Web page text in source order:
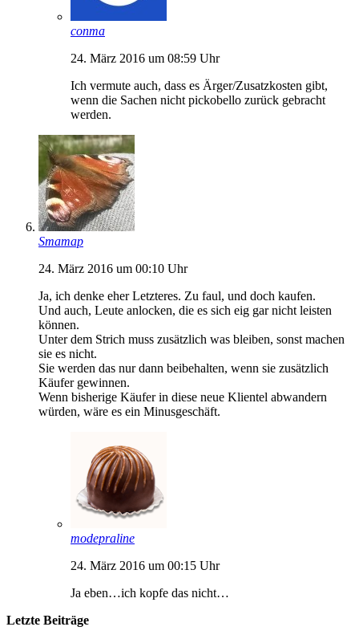
conma
24. März 2016 um 08:59 Uhr
Ich vermute auch, dass es Ärger/Zusatzkosten gibt,
wenn die Sachen nicht pickobello zurück gebracht
werden.
Smamap
24. März 2016 um 00:10 Uhr
Ja, ich denke eher Letzteres. Zu faul, und doch kaufen.
Und auch, Leute anlocken, die es sich eig gar nicht leisten
können.
Unter dem Strich muss zusätzlich was bleiben, sonst machen
sie es nicht.
Sie werden das nur dann beibehalten, wenn sie zusätzlich
Käufer gewinnen.
Wenn bisherige Käufer in diese neue Klientel abwandern
würden, wäre es ein Minusgeschäft.
modepraline
24. März 2016 um 00:15 Uhr
Ja eben…ich kopfe das nicht…
Letzte Beiträge